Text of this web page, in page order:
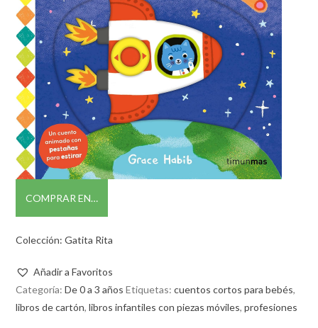
COMPRAR EN…
Colección: Gatita Rita
Añadir a Favoritos
Categoría:De 0 a 3 años Etiquetas:cuentos cortos para bebés,
libros de cartón,libros infantiles con piezas móviles,profesiones